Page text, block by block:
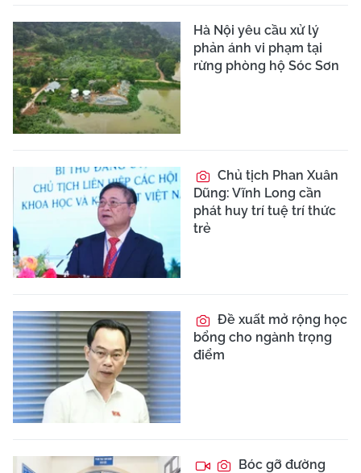
Hà Nội yêu cầu xử lý
phản ánh vi phạm tại
rừng phòng hộ Sóc Sơn
Chủ tịch Phan Xuân
Dũng: Vĩnh Long cần
phát huy trí tuệ trí thức
trẻ
Đề xuất mở rộng học
bổng cho ngành trọng
điểm
Bóc gỡ đường